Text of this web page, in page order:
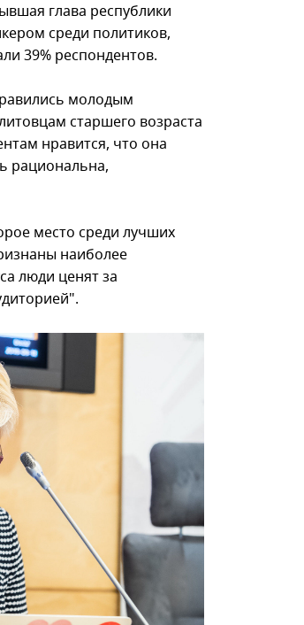
глава республики
среди политиков,
39% респондентов.
молодым
старшего возраста
нравится, что она
рациональна,
место среди лучших
наиболее
люди ценят за